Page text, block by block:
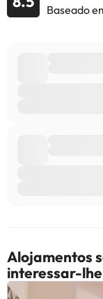
com menos de 18
Baseado
Alojamentos
interessar-lhe